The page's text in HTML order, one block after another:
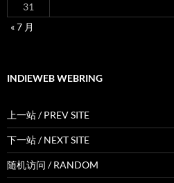
31
« 7 月
INDIEWEB WEBRING
上一站 / PREV SITE
下一站 / NEXT SITE
随机访问 / RANDOM